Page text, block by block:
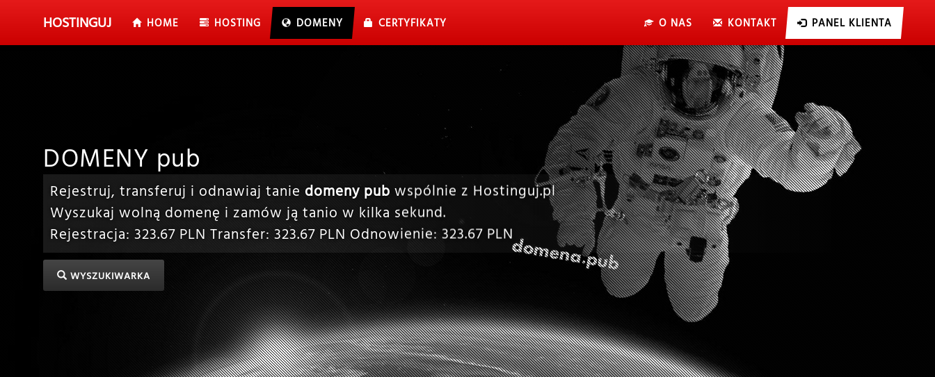
HOSTINGUJ HOME HOSTING DOMENY CERTYFIKATY O NAS KONTAKT PANEL KLIENTA
DOMENY pub
Rejestruj, transferuj i odnawiaj tanie domeny pub wspólnie z Hostinguj.pl
Wyszukaj wolną domenę i zamów ją tanio w kilka sekund.
Rejestracja: 323.67 PLN Transfer: 323.67 PLN Odnowienie: 323.67 PLN
WYSZUKIWARKA